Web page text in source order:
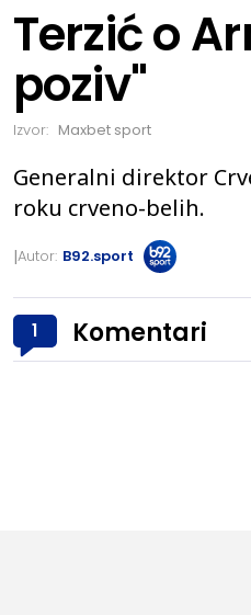
Terzić o
poziv"
Generalni direktor
roku crveno-belih.
Izvor: Maxbet sport
Autor: B92.sport
1 Komentari